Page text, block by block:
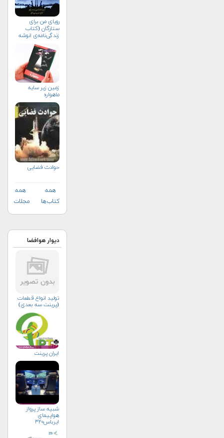
رویای من برای
ستارگان (کتاب
زندگی‌نامه‌ی انوشه
زمین زیر سایه
ماهواره
حوادث فضایی
همه
کتاب‌ها
همه
مجلات
دیوار هوافضا
توليد انواع قطعات
(پرينت سه بعدي)
ایران پرینت
شبیه ساز پرواز
هواپیمای
ایرباس۳۲۰